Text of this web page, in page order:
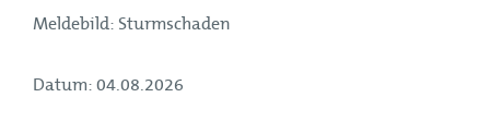
Meldebild: Sturmschaden
Datum: 04.08.2026